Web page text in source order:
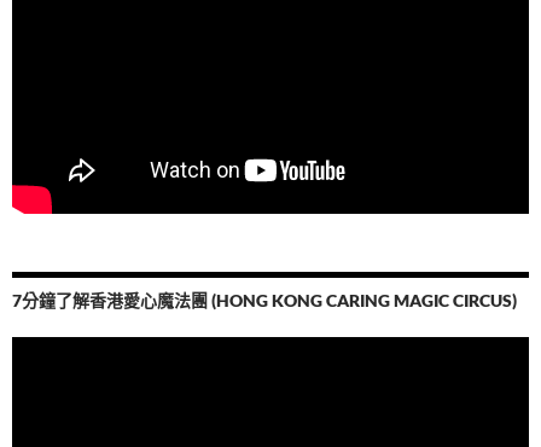
7分鐘了解香港愛心魔法團 (HONG KONG CARING MAGIC CIRCUS)